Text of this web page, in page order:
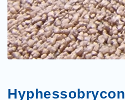
Hyphessobrycon